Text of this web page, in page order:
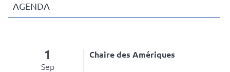
AGENDA
1
Sep
Chaire des Amériques